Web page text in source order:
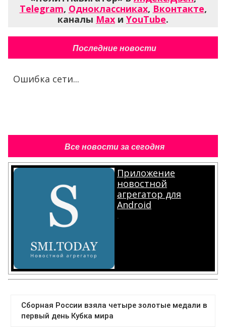
Telegram, Одноклассниках, Вконтакте,
каналы Max и YouTube.
Последние новости
Ошибка сети...
Все новости за сегодня
Приложение
новостной
агрегатор для
Android
.